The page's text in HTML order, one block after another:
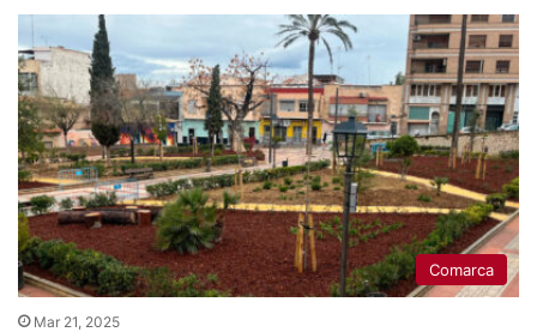
Comarca
Mar 21, 2025